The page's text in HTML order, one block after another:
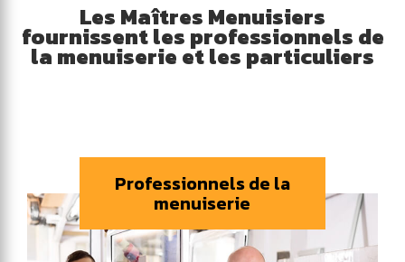
Les Maîtres Menuisiers
fournissent les professionnels de
la menuiserie et les particuliers
Professionnels de la
menuiserie